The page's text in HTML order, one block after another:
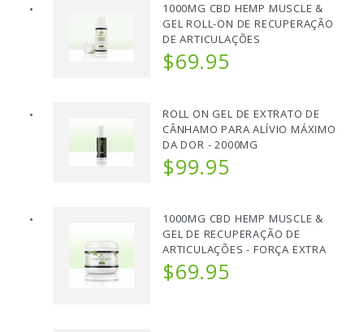
1000MG CBD HEMP MUSCLE &
GEL ROLL-ON DE RECUPERAÇÃO
DE ARTICULAÇÕES
$69.95
ROLL ON GEL DE EXTRATO DE
CÂNHAMO PARA ALÍVIO MÁXIMO
DA DOR - 2000MG
$99.95
1000MG CBD HEMP MUSCLE &
GEL DE RECUPERAÇÃO DE
ARTICULAÇÕES - FORÇA EXTRA
$69.95